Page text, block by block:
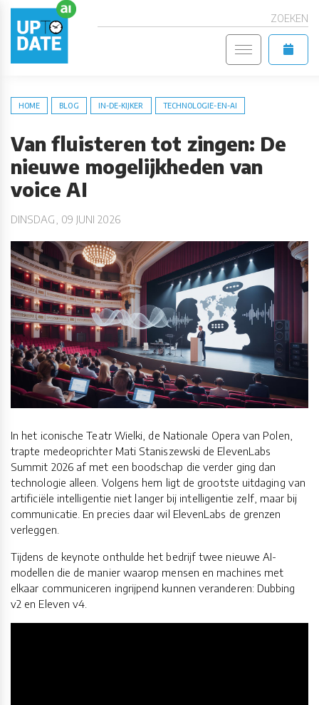
ZOEKEN
HOME BLOG IN-DE-KIJKER TECHNOLOGIE-EN-AI
Van fluisteren tot zingen: De
nieuwe mogelijkheden van
voice AI
DINSDAG, 09 JUNI 2026
In het iconische Teatr Wielki, de Nationale Opera van Polen,
trapte medeoprichter Mati Staniszewski de ElevenLabs
Summit 2026 af met een boodschap die verder ging dan
technologie alleen. Volgens hem ligt de grootste uitdaging van
artificiële intelligentie niet langer bij intelligentie zelf, maar bij
communicatie. En precies daar wil ElevenLabs de grenzen
verleggen.
Tijdens de keynote onthulde het bedrijf twee nieuwe AI-
modellen die de manier waarop mensen en machines met
elkaar communiceren ingrijpend kunnen veranderen: Dubbing
v2 en Eleven v4.